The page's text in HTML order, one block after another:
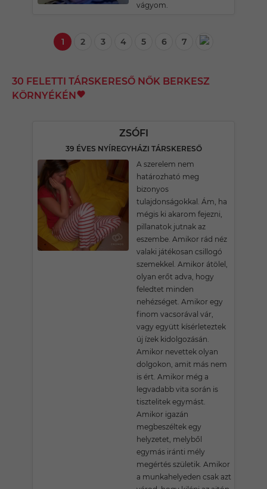
vágyom.
1 2 3 4 5 6 7
30 FELETTI TÁRSKERESŐ NŐK BERKESZ
KÖRNYÉKÉN
ZSÓFI
39 ÉVES NYÍREGYHÁZI TÁRSKERESŐ
A szerelem nem
határozható meg
bizonyos
tulajdonságokkal. Ám, ha
mégis ki akarom fejezni,
pillanatok jutnak az
eszembe. Amikor rád néz
valaki játékosan csillogó
szemekkel. Amikor átölel,
olyan erőt adva, hogy
feledtet minden
nehézséget. Amikor egy
finom vacsorával vár,
vagy együtt kísérleteztek
új ízek kidolgozásán.
Amikor nevettek olyan
dolgokon, amit más nem
is ért. Amikor még a
legvadabb vita során is
tisztelitek egymást.
Amikor igazán
megbeszéltek egy
helyzetet, melyből
egymás iránti mély
megértés születik. Amikor
a munkahelyeden csak azt